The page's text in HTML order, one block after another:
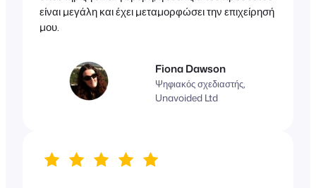
είναι μεγάλη και έχει μεταμορφώσει την επιχείρησή
μου.
Fiona Dawson
Ψηφιακός σχεδιαστής,
Unavoided Ltd